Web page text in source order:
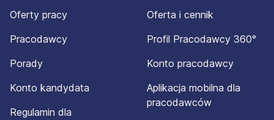
Oferty pracy
Pracodawcy
Porady
Konto kandydata
Regulamin dla
Oferta i cennik
Profil Pracodawcy 360°
Konto pracodawcy
Aplikacja mobilna dla
pracodawców